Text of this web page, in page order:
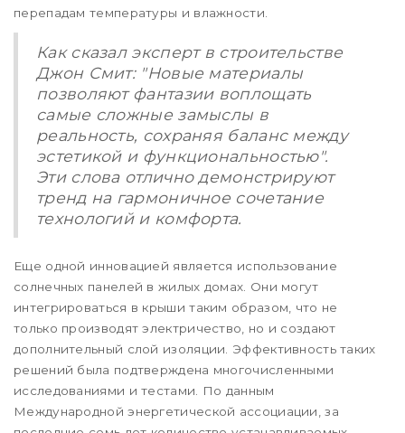
перепадам температуры и влажности.
Как сказал эксперт в строительстве
Джон Смит: "Новые материалы
позволяют фантазии воплощать
самые сложные замыслы в
реальность, сохраняя баланс между
эстетикой и функциональностью".
Эти слова отлично демонстрируют
тренд на гармоничное сочетание
технологий и комфорта.
Еще одной инновацией является использование
солнечных панелей в жилых домах. Они могут
интегрироваться в крыши таким образом, что не
только производят электричество, но и создают
дополнительный слой изоляции. Эффективность таких
решений была подтверждена многочисленными
исследованиями и тестами. По данным
Международной энергетической ассоциации, за